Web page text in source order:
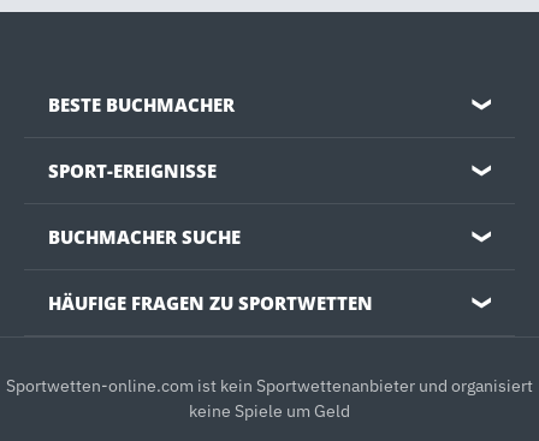
BESTE BUCHMACHER ❯
SPORT-EREIGNISSE ❯
BUCHMACHER SUCHE ❯
HÄUFIGE FRAGEN ZU SPORTWETTEN ❯
Sportwetten-online.com ist kein Sportwettenanbieter und organisiert
keine Spiele um Geld